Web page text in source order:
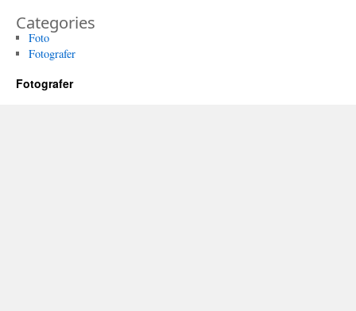
Categories
Foto
Fotografer
Fotografer